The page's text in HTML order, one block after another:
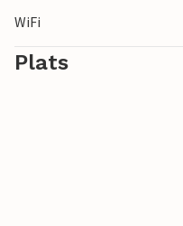
WiFi
Plats